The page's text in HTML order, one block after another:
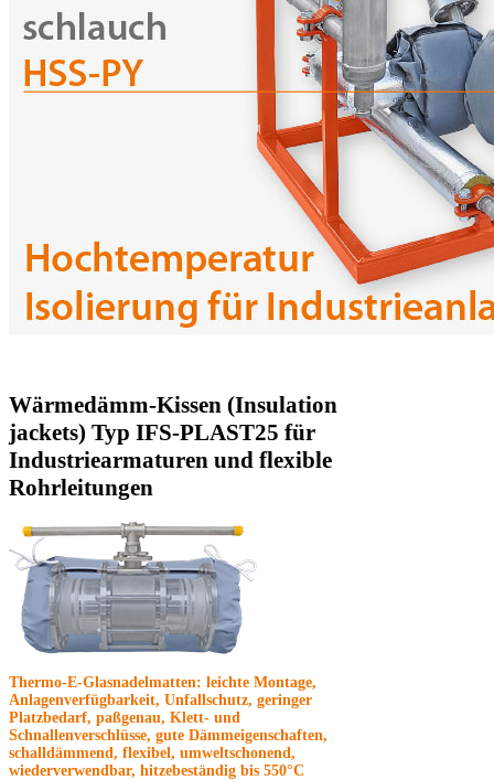
Wärmedämm-Kissen (Insulation
jackets) Typ IFS-PLAST25 für
Industriearmaturen und flexible
Rohrleitungen
Thermo-E-Glasnadelmatten: leichte Montage,
Anlagenverfügbarkeit, Unfallschutz, geringer
Platzbedarf, paßgenau, Klett- und
Schnallenverschlüsse, gute Dämmeigenschaften,
schalldämmend, flexibel, umweltschonend,
wiederverwendbar, hitzebeständig bis 550°C